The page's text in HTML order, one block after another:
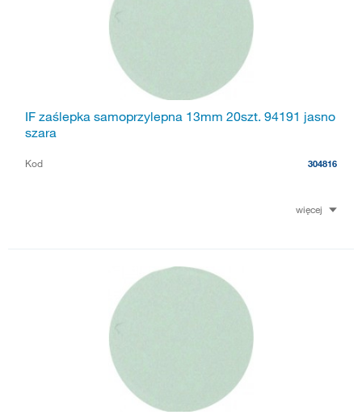
IF zaślepka samoprzylepna 13mm 20szt. 94191 jasno
szara
Kod 304816
więcej